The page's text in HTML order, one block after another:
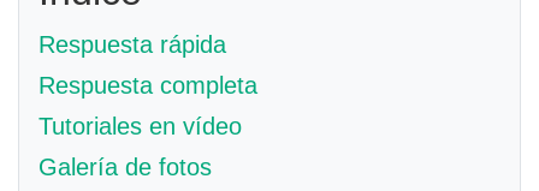
Respuesta rápida
Respuesta completa
Tutoriales en vídeo
Galería de fotos